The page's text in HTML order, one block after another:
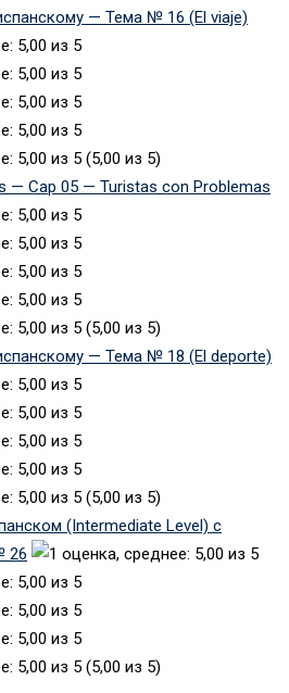
— Тема № 16 (El viaje)
(5,00 из 5)
— Cap 05 — Turistas con Problemas
(5,00 из 5)
— Тема № 18 (El deporte)
(5,00 из 5)
(Intermediate Level) с
26
(5,00 из 5)